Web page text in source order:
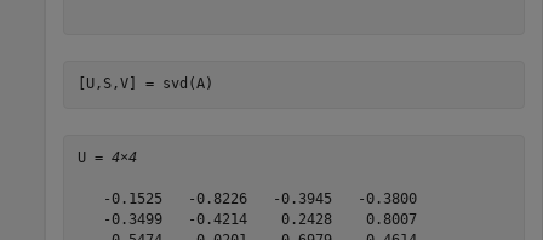
[U,S,V] = svd(A)
U = 4×4
   -0.1525   -0.8226   -0.3945   -0.3800
   -0.3499   -0.4214    0.2428    0.8007